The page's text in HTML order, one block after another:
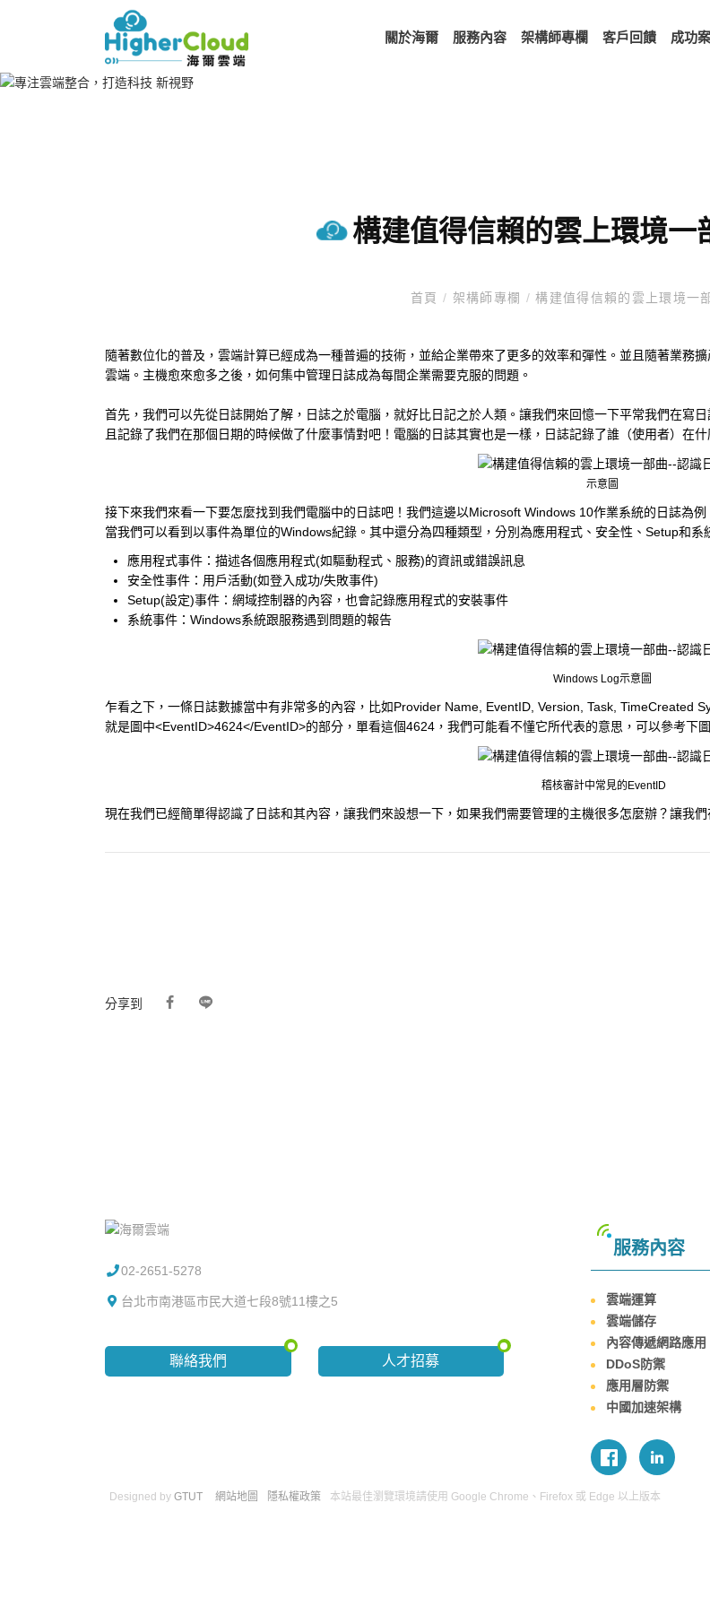
關於海爾 服務內容 架構師專欄 客戶回饋 成功
構建值得信賴的雲上環境一
首頁 / 架構師專欄 / 構建值得信賴的雲上環境一
隨著數位化的普及，雲端計算已經成為一種普遍的技術，並給企業帶來了更多的效率和彈性。並且隨著業務
雲端。主機愈來愈多之後，如何集中管理日誌成為每間企業需要克服的問題。
首先，我們可以先從日誌開始了解，日誌之於電腦，就好比日記之於人類。讓我們來回憶一下平常我們在寫
且記錄了我們在那個日期的時候做了什麼事情對吧！電腦的日誌其實也是一樣，日誌記錄了誰（使用者）在什
示意圖
接下來我們來看一下要怎麼找到我們電腦中的日誌吧！我們這邊以Microsoft Windows 10作業系統的日誌為
當我們可以看到以事件為單位的Windows紀錄。其中還分為四種類型，分別為應用程式、安全性、Setup和系
應用程式事件：描述各個應用程式(如驅動程式、服務)的資訊或錯誤訊息
安全性事件：用戶活動(如登入成功/失敗事件)
Setup(設定)事件：網域控制器的內容，也會記錄應用程式的安裝事件
系統事件：Windows系統跟服務遇到問題的報告
Windows Log示意圖
乍看之下，一條日誌數據當中有非常多的內容，比如Provider Name, EventID, Version, Task, TimeCreated
就是圖中<EventID>4624</EventID>的部分，單看這個4624，我們可能看不懂它所代表的意思，可以參考下
稽核審計中常見的EventID
現在我們已經簡單得認識了日誌和其內容，讓我們來設想一下，如果我們需要管理的主機很多怎麼辦？讓我
分享到
02-2651-5278
台北市南港區市民大道七段8號11樓之5
聯絡我們 人才招募
服務內容
雲端運算
雲端儲存
內容傳遞網路應用
DDoS防禦
應用層防禦
中國加速架構
Designed by GTUT 網站地圖 隱私權政策 本站最佳瀏覽環境請使用 Google Chrome、Firefox 或 Edge 以上版本